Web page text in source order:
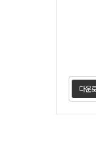
다운